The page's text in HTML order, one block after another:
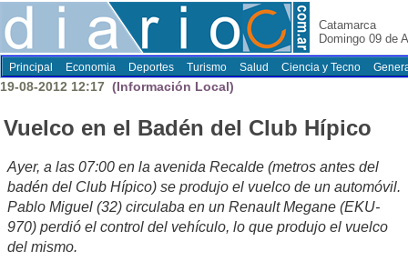
Catamarca
Domingo 09 de
Principal Economia Deportes Turismo Salud Ciencia y Tecno
19-08-2012 12:17 (Información Local)
Vuelco en el Badén del Club Hípico
Ayer, a las 07:00 en la avenida Recalde (metros antes del
badén del Club Hípico) se produjo el vuelco de un automóvil.
Pablo Miguel (32) circulaba en un Renault Megane (EKU-
970) perdió el control del vehículo, lo que produjo el vuelco
del mismo.